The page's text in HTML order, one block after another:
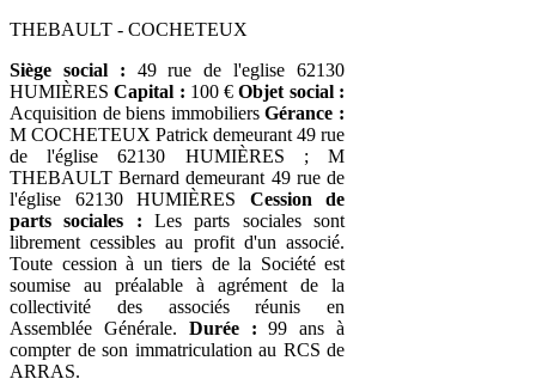
THEBAULT - COCHETEUX
Siège social : 49 rue de l'eglise 62130
HUMIÈRESCapital : 100 €Objet social :
Acquisition de biens immobiliersGérance :
M COCHETEUX Patrick demeurant 49 rue
de l'église 62130 HUMIÈRES ; M
THEBAULT Bernard demeurant 49 rue de
l'église 62130 HUMIÈRES Cession de
parts sociales : Les parts sociales sont
librement cessibles au profit d'un associé.
Toute cession à un tiers de la Société est
soumise au préalable à agrément de la
collectivité des associés réunis en
Assemblée Générale. Durée : 99 ans à
compter de son immatriculation au RCS de
ARRAS.